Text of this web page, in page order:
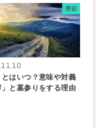
季節
とはいつ？意味や対義
と墓参りをする理由